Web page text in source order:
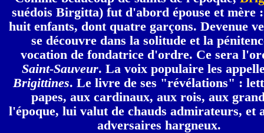
suédois Birgitta) fut d'abord épouse et mère
huit enfants, dont quatre garçons. Devenue
se découvre dans la solitude et la
vocation de fondatrice d'ordre. Ce sera
Saint-Sauveur. La voix populaire les
Brigittines. Le livre de ses "révélations" :
papes, aux cardinaux, aux rois, aux
l'époque, lui valut de chauds admirateurs, et
adversaires hargneux.